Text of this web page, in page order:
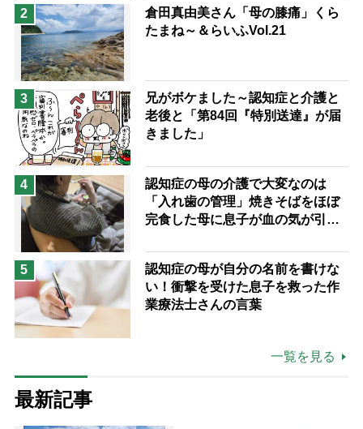
2
倉田真由美さん「母の膝痛」くら
たまね～＆らいふVol.21
3
兄がボケました～認知症と介護と
老後と「第84回『特別送達』が届
きました」
4
認知症の母の介護で大変なのは
「入れ歯の管理」焼きそばをほぼ
完食した母に息子が血の気が引い
5
認知症の母が自分の名前を書けな
い！衝撃を受けた息子を救った作
業療法士さんの言葉
一覧を見る
最新記事